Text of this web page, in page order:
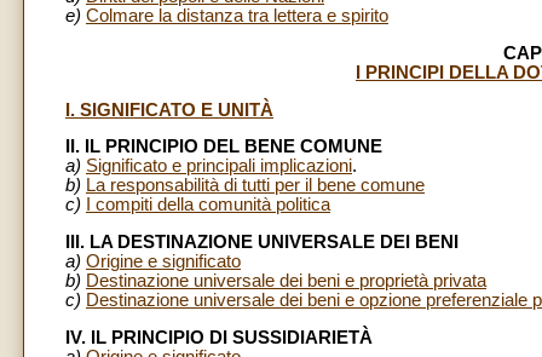
e) Colmare la distanza tra lettera e spirito
I PRINCIPI DELLA
I. SIGNIFICATO E UNITÀ
II. IL PRINCIPIO DEL BENE COMUNE
a) Significato e principali implicazioni.
b) La responsabilità di tutti per il bene comune
c)
I compiti della comunità politica
III. LA DESTINAZIONE UNIVERSALE DEI BENI
a) Origine e significato
b) Destinazione universale dei beni e proprietà privata
c) Destinazione universale dei beni e opzione preferenziale
IV. IL PRINCIPIO DI SUSSIDIARIETÀ